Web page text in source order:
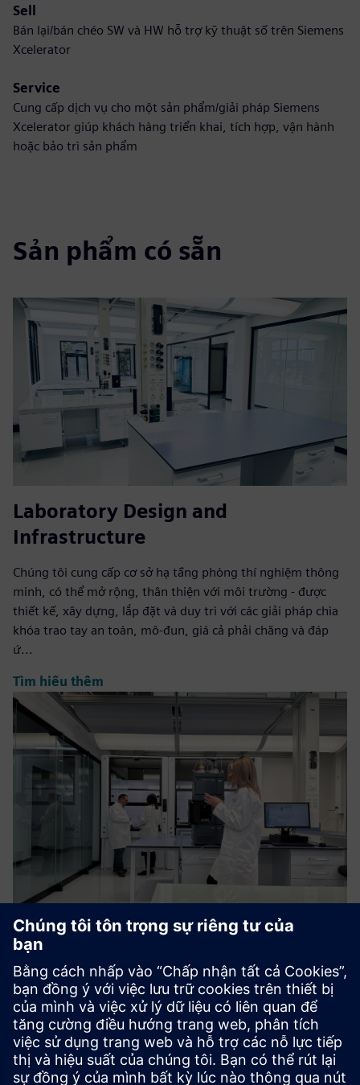
Sell
Bán lại/bán chéo SW và HW hỗ trợ kỹ thuật số trên Siemens
Xcelerator
Service
Cung cấp dịch vụ cho một sản phẩm/giải pháp Siemens
Xcelerator giúp khách hàng triển khai, tích hợp, vận hành
hoặc bảo trì sản phẩm
Sản phẩm có sẵn
Laboratory Design and
Infrastructure
Chúng tôi cung cấp cơ sở hạ tầng phòng thí nghiệm thông
minh, có thể mở rộng, thân thiện với môi trường - được
thiết kế, xây dựng, lắp đặt và duy trì với các giải pháp chìa
khóa trao tay an toàn, mô-đun, giá cả phải chăng và đáp
ứ...
Tìm hiểu thêm
Training and Capacity Building
Đào tạo tương tác, tùy chỉnh thông qua các định dạng trực
tuyến, lớp học và phòng thí nghiệm. Bao gồm các kỹ thuật
phân tích tiên tiến và các khóa học dựa trên ứng dụng với
học tập đa chiều.